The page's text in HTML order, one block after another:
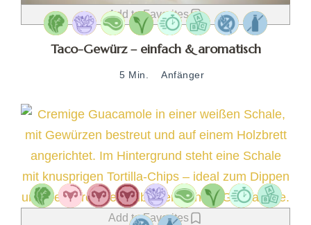
Add to Favorites
Taco-Gewürz – einfach & aromatisch
5 Min. Anfänger
Add to Favorites